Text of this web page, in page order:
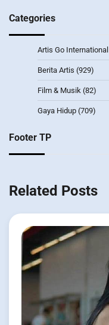
Categories
Artis Go International
Berita Artis (929)
Film & Musik (82)
Gaya Hidup (709)
Footer TP
Related Posts